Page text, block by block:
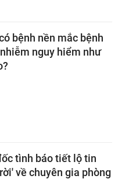
bệnh nền mắc bệnh
nguy hiểm như
tình báo tiết lộ tin
về chuyên gia phòng